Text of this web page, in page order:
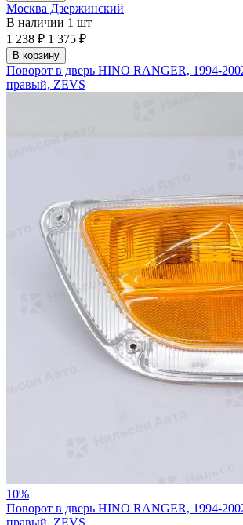
Москва Дзержинский
В наличии 1 шт
1 238 ₽ 1 375 ₽
В корзину
Поворот в дверь HINO RANGER, 1994-
правый, ZEVS
10%
Поворот в дверь HINO RANGER, 1994-
правый, ZEVS